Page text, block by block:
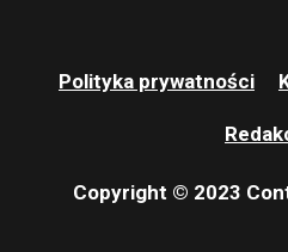
Polityka prywatności
Copyright © 2023